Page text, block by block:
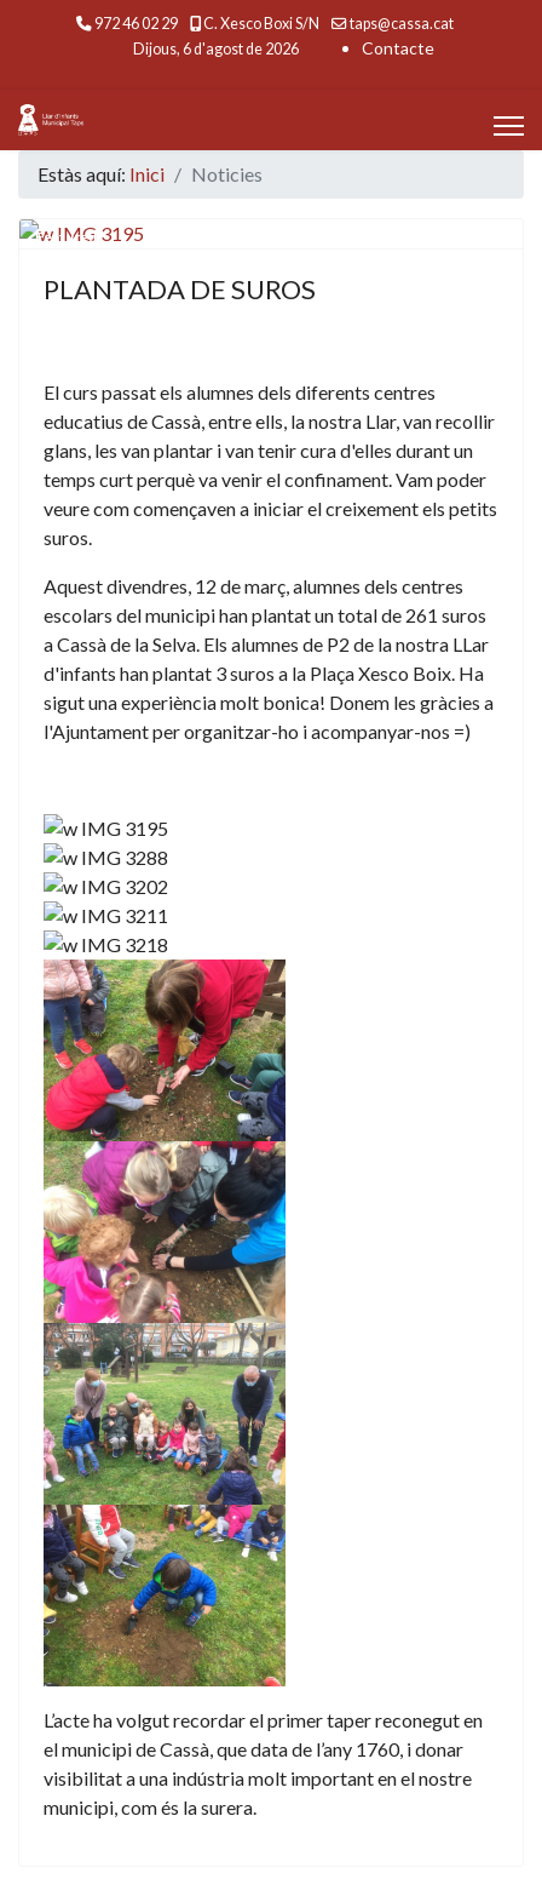
972 46 02 29 C. Xesco Boxi S/N
taps@cassa.cat
Dijous, 6 d'agost de 2026
Contacte
Estàs aquí: Inici Noticies
Featured
PLANTADA DE SUROS
El curs passat els alumnes dels diferents centres
educatius de Cassà, entre ells, la nostra Llar, van recollir
glans, les van plantar i van tenir cura d'elles durant un
temps curt perquè va venir el confinament. Vam poder
veure com començaven a iniciar el creixement els petits
suros.
Aquest divendres, 12 de març, alumnes dels centres
escolars del municipi han plantat un total de 261 suros
a Cassà de la Selva. Els alumnes de P2 de la nostra LLar
d'infants han plantat 3 suros a la Plaça Xesco Boix. Ha
sigut una experiència molt bonica! Donem les gràcies a
l'Ajuntament per organitzar-ho i acompanyar-nos =)
L’acte ha volgut recordar el primer taper reconegut en
el municipi de Cassà, que data de l’any 1760, i donar
visibilitat a una indústria molt important en el nostre
municipi, com és la surera.